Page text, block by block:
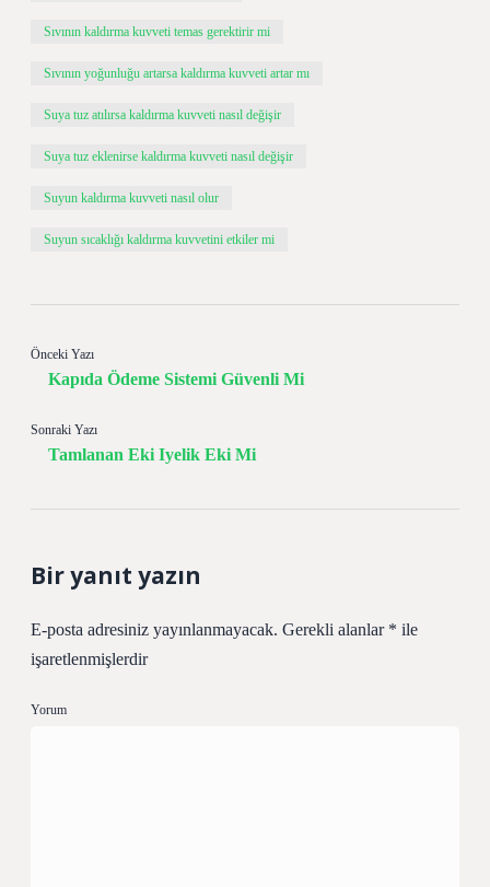
Sıvının kaldırma kuvveti temas gerektirir mi
Sıvının yoğunluğu artarsa kaldırma kuvveti artar mı
Suya tuz atılırsa kaldırma kuvveti nasıl değişir
Suya tuz eklenirse kaldırma kuvveti nasıl değişir
Suyun kaldırma kuvveti nasıl olur
Suyun sıcaklığı kaldırma kuvvetini etkiler mi
Önceki Yazı
Kapıda Ödeme Sistemi Güvenli Mi
Sonraki Yazı
Tamlanan Eki Iyelik Eki Mi
Bir yanıt yazın
E-posta adresiniz yayınlanmayacak. Gerekli alanlar * ile
işaretlenmişlerdir
Yorum